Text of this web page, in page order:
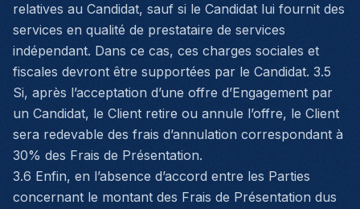
relatives au Candidat, sauf si le Candidat lui fournit des
services en qualité de prestataire de services
indépendant. Dans ce cas, ces charges sociales et
fiscales devront être supportées par le Candidat. 3.5
Si, après l’acceptation d’une offre d’Engagement par
un Candidat, le Client retire ou annule l’offre, le Client
sera redevable des frais d’annulation correspondant à
30% des Frais de Présentation.
3.6 Enfin, en l’absence d’accord entre les Parties
concernant le montant des Frais de Présentation dus